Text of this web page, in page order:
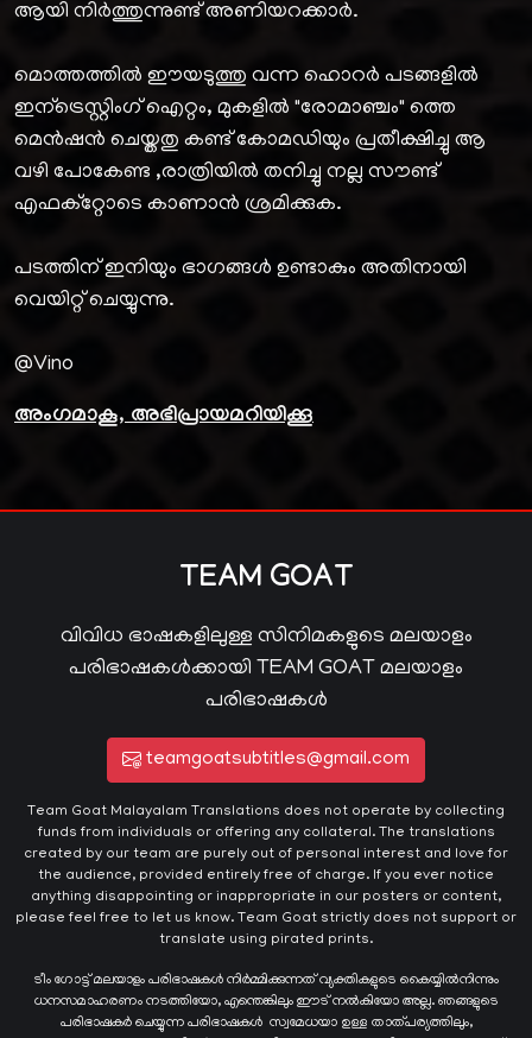
ആയി നിർത്തുന്നുണ്ട് അണിയറക്കാർ.
മൊത്തത്തിൽ ഈയടുത്തു വന്ന ഹൊറർ പടങ്ങളിൽ
ഇന്ട്രെസ്റ്റിംഗ് ഐറ്റം, മുകളിൽ "രോമാഞ്ചം" ത്തെ
മെൻഷൻ ചെയ്തതു കണ്ട് കോമഡിയും പ്രതീക്ഷിച്ചു ആ
വഴി പോകേണ്ട ,രാത്രിയിൽ തനിച്ചു നല്ല സൗണ്ട്
എഫക്റ്റോടെ കാണാൻ ശ്രമിക്കുക.
പടത്തിന് ഇനിയും ഭാഗങ്ങൾ ഉണ്ടാകും അതിനായി
വെയിറ്റ് ചെയ്യുന്നു.
@Vino
അംഗമാകൂ, അഭിപ്രായമറിയിക്കൂ
TEAM GOAT
വിവിധ ഭാഷകളിലുള്ള സിനിമകളുടെ മലയാളം
പരിഭാഷകൾക്കായി TEAM GOAT മലയാളം
പരിഭാഷകൾ
teamgoatsubtitles@gmail.com
Team Goat Malayalam Translations does not operate by collecting
funds from individuals or offering any collateral. The translations
created by our team are purely out of personal interest and love for
the audience, provided entirely free of charge. If you ever notice
anything disappointing or inappropriate in our posters or content,
please feel free to let us know. Team Goat strictly does not support or
translate using pirated prints.
ടീം ഗോട്ട് മലയാളം പരിഭാഷകൾ നിർമ്മിക്കുന്നത് വ്യക്തികളുടെ കൈയ്യില്‍നിന്നും
ധനസമാഹരണം നടത്തിയോ, എന്തെങ്കിലും ഈട് നൽകിയോ അല്ല. ഞങ്ങളുടെ
പരിഭാഷകർ ചെയ്യുന്ന പരിഭാഷകള്‍ സ്വമേധയാ ഉള്ള താത്പര്യത്തിലും,